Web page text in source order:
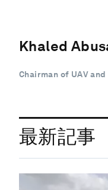
Khaled
Chairman of UAV
最新記事